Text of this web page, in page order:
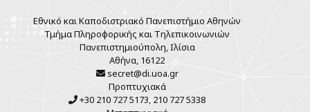
Εθνικό και Καποδιστριακό Πανεπιστήμιο Αθηνών
Τμήμα Πληροφορικής και Τηλεπικοινωνιών
Πανεπιστημιούπολη, Ιλίσια
Αθήνα, 16122
secret@di.uoa.gr
Προπτυχιακά
+30 210 727 5173, 210 727 5338